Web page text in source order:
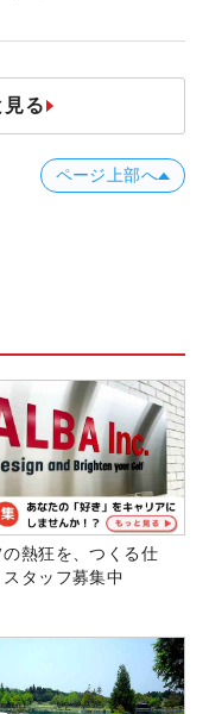
見る
ページ上部へ
の熱狂を、つくる仕
タッフ募集中